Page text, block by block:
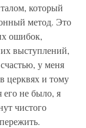
который
метод. Это
ошибок,
выступлений,
у меня
церквях и тому
не было, я
чистого